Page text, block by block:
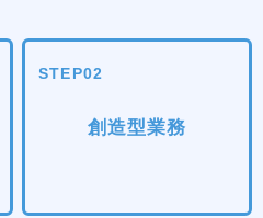
STEP02
創造型業務